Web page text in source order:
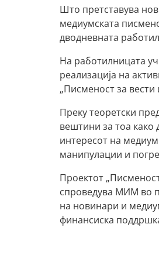
Што претставува
медиумската
дводневната
На работилницата
реализација на
„Писменост за
Преку теоретски
вештини за тоа како
интересот на
манипулации и
Проектот
спроведува МИМ во
на новинари и
финансиска